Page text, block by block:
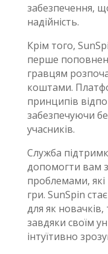
забезпечення,
надійність.
Крім того,
перше
гравцям
коштами.
принципів
забезпечуючи
учасників.
Служба
допомогти вам
проблемами,
гри. SunSpin
для як новачків,
завдяки своїм
інтуїтивно